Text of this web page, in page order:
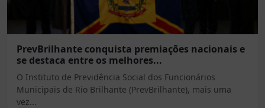
PrevBrilhante conquista premiações nacionais e
se destaca entre os melhores...
O Instituto de Previdência Social dos Funcionários
Municipais de Rio Brilhante (PrevBrilhante), mais uma
vez...